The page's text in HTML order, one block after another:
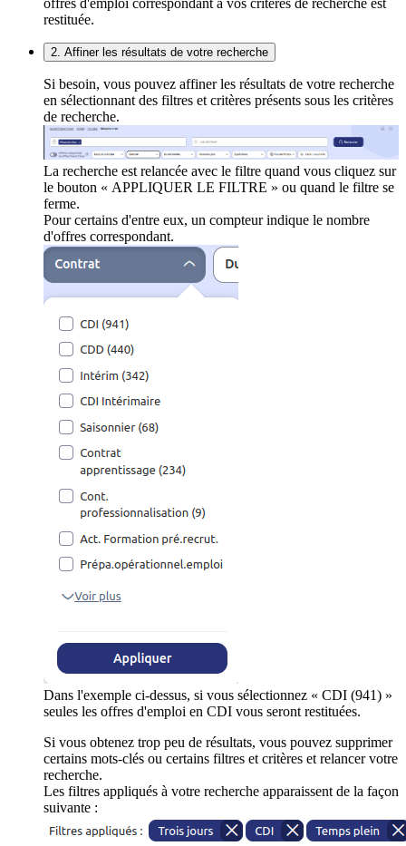
offres d'emploi correspondant à vos critères de recherche est
restituée.
2. Affiner les résultats de votre recherche
Si besoin, vous pouvez affiner les résultats de votre recherche
en sélectionnant des filtres et critères présents sous les critères
de recherche.
La recherche est relancée avec le filtre quand vous cliquez sur
le bouton « APPLIQUER LE FILTRE » ou quand le filtre se
ferme.
Pour certains d'entre eux, un compteur indique le nombre
d'offres correspondant.
Dans l'exemple ci-dessus, si vous sélectionnez « CDI (941) »
seules les offres d'emploi en CDI vous seront restituées.
Si vous obtenez trop peu de résultats, vous pouvez supprimer
certains mots-clés ou certains filtres et critères et relancer votre
recherche.
Les filtres appliqués à votre recherche apparaissent de la façon
suivante :